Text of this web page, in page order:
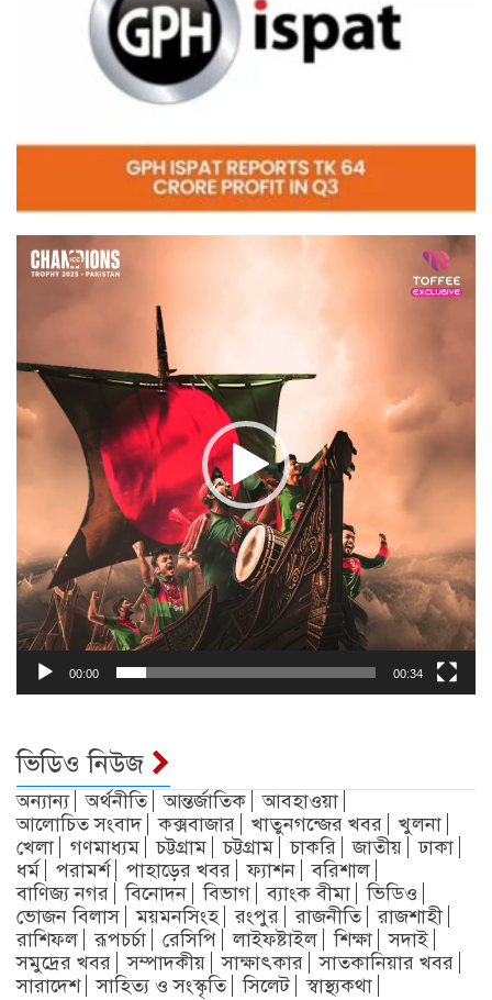
Video
Player
00:00 00:34
ভিডিও নিউজ
অন্যান্য অর্থনীতি আন্তর্জাতিক
আবহাওয়া
আলোচিত সংবাদ
কক্সবাজার খাতুনগন্জের খবর
খুলনা
খেলা
গণমাধ্যম চট্টগ্রাম চট্টগ্রাম চাকরি জাতীয়
ঢাকা
ধর্ম
পরামর্শ পাহাড়ের খবর ফ্যাশন
বরিশাল
বাণিজ্য নগর
বিনোদন বিভাগ ব্যাংক বীমা
ভিডিও
ভোজন বিলাস
ময়মনসিংহ রংপুর রাজনীতি
রাজশাহী
রাশিফল
রূপচর্চা রেসিপি লাইফষ্টাইল শিক্ষা
সদাই
সমুদ্রের খবর
সম্পাদকীয় সাক্ষাৎকার
সাতকানিয়ার খবর
সারাদেশ
সাহিত্য ও সংস্কৃতি সিলেট স্বাস্থ্যকথা